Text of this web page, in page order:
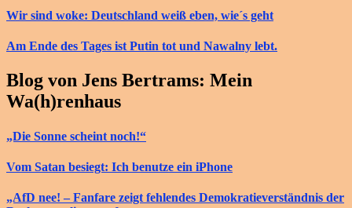
Wir sind woke: Deutschland weiß eben, wie´s geht
Am Ende des Tages ist Putin tot und Nawalny lebt.
Blog von Jens Bertrams: Mein
Wa(h)renhaus
„Die Sonne scheint noch!“
Vom Satan besiegt: Ich benutze ein iPhone
„AfD nee! – Fanfare zeigt fehlendes Demokratieverständnis der